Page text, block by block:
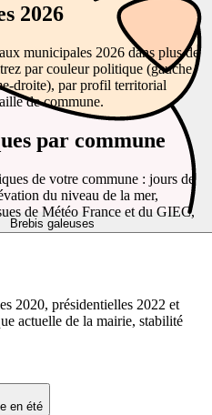
Brebis galeuses
en été
2026
municipales 2026 dans plus de
par couleur politique (gauche,
droite), par profil territorial
de commune.
par commune
de votre commune : jours de
du niveau de la mer,
de Météo France et du GIEC,
2020, présidentielles 2022 et
actuelle de la mairie, stabilité